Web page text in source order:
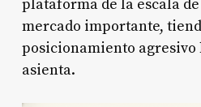
plataforma de la escala
mercado importante,
posicionamiento agresivo
asienta.